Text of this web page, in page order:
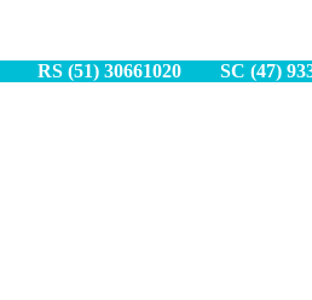
RS (51) 30661020 SC (47) 9